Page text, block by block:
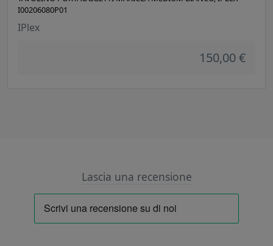
I00206080P01
IPlex
150,00 €
Lascia una recensione